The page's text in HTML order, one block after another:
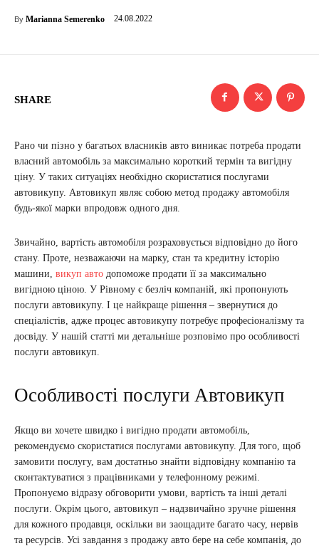
By Marianna Semerenko 24.08.2022
SHARE
Рано чи пізно у багатьох власників авто виникає потреба продати
власний автомобіль за максимально короткий термін та вигідну
ціну. У таких ситуаціях необхідно скористатися послугами
автовикупу. Автовикуп являє собою метод продажу автомобіля
будь-якої марки впродовж одного дня.
Звичайно, вартість автомобіля розраховується відповідно до його
стану. Проте, незважаючи на марку, стан та кредитну історію
машини, викуп авто допоможе продати її за максимально
вигідною ціною. У Рівному є безліч компаній, які пропонують
послуги автовикупу. І це найкраще рішення – звернутися до
спеціалістів, адже процес автовикупу потребує професіоналізму та
досвіду. У нашій статті ми детальніше розповімо про особливості
послуги автовикуп.
Особливості послуги Автовикуп
Якщо ви хочете швидко і вигідно продати автомобіль,
рекомендуємо скористатися послугами автовикупу. Для того, щоб
замовити послугу, вам достатньо знайти відповідну компанію та
сконтактуватися з працівниками у телефонному режимі.
Пропонуємо відразу обговорити умови, вартість та інші деталі
послуги. Окрім цього, автовикуп – надзвичайно зручне рішення
для кожного продавця, оскільки ви заощадите багато часу, нервів
та ресурсів. Усі завдання з продажу авто бере на себе компанія, до